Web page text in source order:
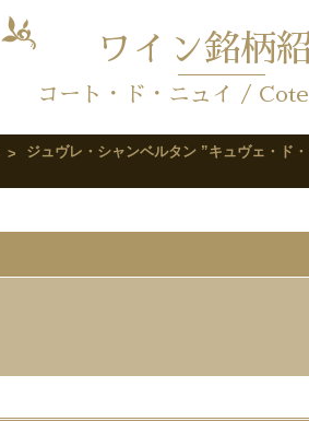
ワイン銘柄
コート・ド・ニュイ /
ジュヴレ・シャンベルタン ”キュヴェ・ド